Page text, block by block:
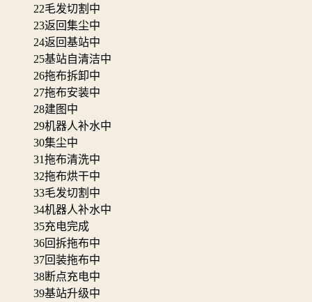
22毛发切割中
23返回集尘中
24返回基站中
25基站自清洁中
26拖布拆卸中
27拖布安装中
28建图中
29机器人补水中
30集尘中
31拖布清洗中
32拖布烘干中
33毛发切割中
34机器人补水中
35充电完成
36回拆拖布中
37回装拖布中
38断点充电中
39基站升级中